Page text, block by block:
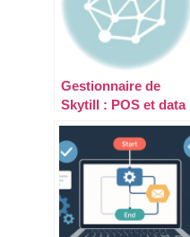
Gestionnaire de
Skytill : POS et data
retail : le rôle
stratégique du back-
office